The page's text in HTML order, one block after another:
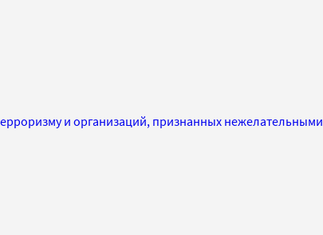
и организаций, признанных нежелательными